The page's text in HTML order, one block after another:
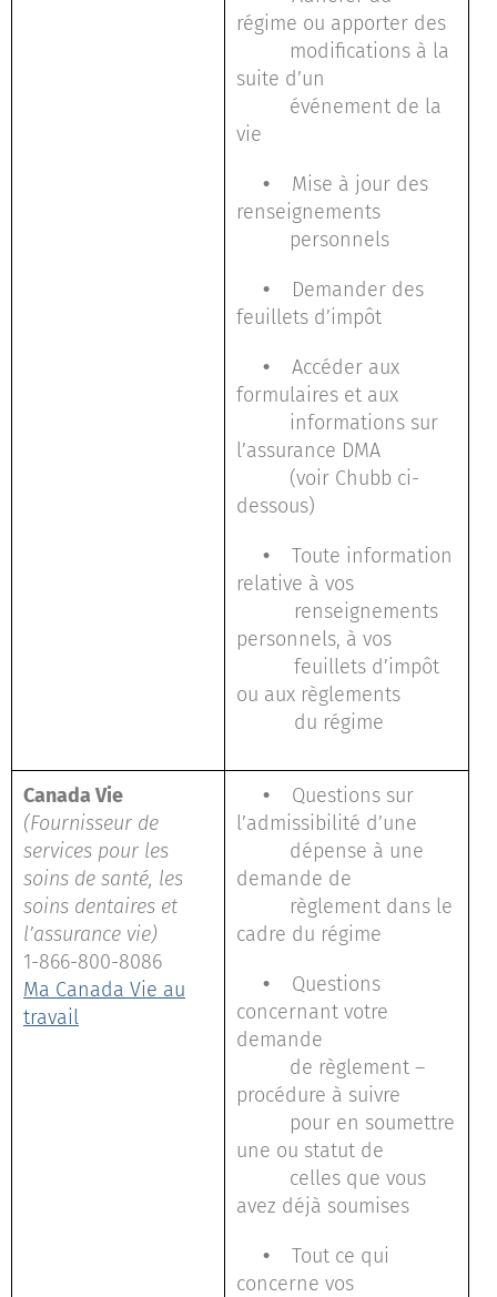
régime ou apporter des
modifications à la
suite d’un
événement de la
vie
• Mise à jour des
renseignements
personnels
• Demander des
feuillets d’impôt
• Accéder aux
formulaires et aux
informations sur
l’assurance DMA
(voir Chubb ci-
dessous)
• Toute information
relative à vos
renseignements
personnels, à vos
feuillets d’impôt
ou aux règlements
du régime
Canada Vie
(Fournisseur de
services pour les
soins de santé, les
soins dentaires et
l’assurance vie)
1-866-800-8086
Ma Canada Vie au
travail
• Questions sur
l’admissibilité d’une
dépense à une
demande de
règlement dans le
cadre du régime
• Questions
concernant votre
demande
de règlement –
procédure à suivre
pour en soumettre
une ou statut de
celles que vous
avez déjà soumises
• Tout ce qui
concerne vos